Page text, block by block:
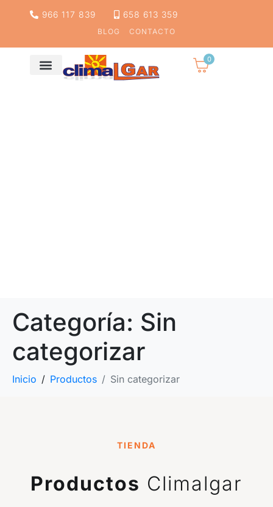
966 117 839 658 613 359
BLOG CONTACTO
0
Categoría: Sin
categorizar
Inicio Productos Sin categorizar
TIENDA
Productos Climalgar